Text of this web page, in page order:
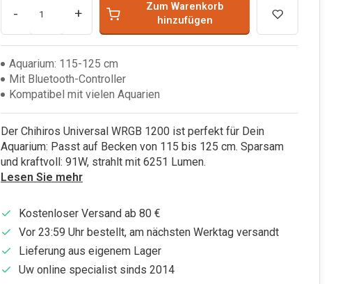
- +
Zum Warenkorb
hinzufügen
Aquarium: 115-125 cm
Mit Bluetooth-Controller
Kompatibel mit vielen Aquarien
Der Chihiros Universal WRGB 1200 ist perfekt für Dein
Aquarium: Passt auf Becken von 115 bis 125 cm. Sparsam
und kraftvoll: 91W, strahlt mit 6251 Lumen.
Lesen Sie mehr
Kostenloser Versand ab 80 €
Vor 23:59 Uhr bestellt, am nächsten Werktag versandt
Lieferung aus eigenem Lager
Uw online specialist sinds 2014